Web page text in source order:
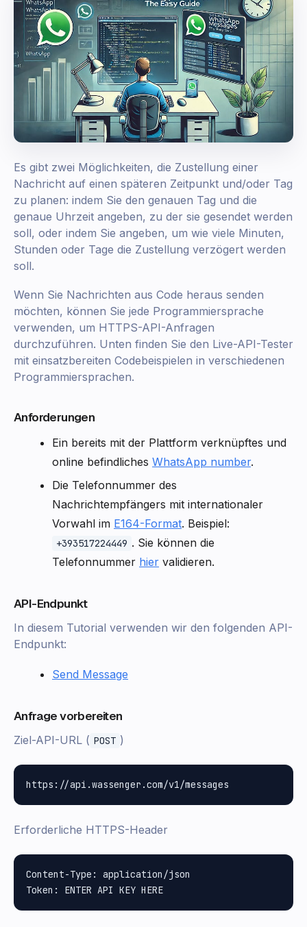
Es gibt zwei Möglichkeiten, die Zustellung einer
Nachricht auf einen späteren Zeitpunkt und/oder Tag
zu planen: indem Sie den genauen Tag und die
genaue Uhrzeit angeben, zu der sie gesendet werden
soll, oder indem Sie angeben, um wie viele Minuten,
Stunden oder Tage die Zustellung verzögert werden
soll.
Wenn Sie Nachrichten aus Code heraus senden
möchten, können Sie jede Programmiersprache
verwenden, um HTTPS-API-Anfragen
durchzuführen. Unten finden Sie den Live-API-Tester
mit einsatzbereiten Codebeispielen in verschiedenen
Programmiersprachen.
Anforderungen
Ein bereits mit der Plattform verknüpftes und
online befindliches WhatsApp number.
Die Telefonnummer des
Nachrichtempfängers mit internationaler
Vorwahl im E164-Format. Beispiel:
+393517224449 . Sie können die
Telefonnummer hier validieren.
API-Endpunkt
In diesem Tutorial verwenden wir den folgenden API-
Endpunkt:
Send Message
Anfrage vorbereiten
Ziel-API-URL ( POST )
Erforderliche HTTPS-Header
Content-Type: application/json